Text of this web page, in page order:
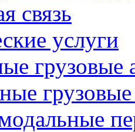
связь
услуги
грузовые